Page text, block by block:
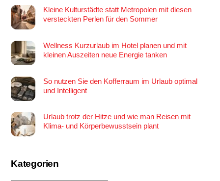
Kleine Kulturstädte statt Metropolen mit diesen
versteckten Perlen für den Sommer
Wellness Kurzurlaub im Hotel planen und mit
kleinen Auszeiten neue Energie tanken
So nutzen Sie den Kofferraum im Urlaub optimal
und Intelligent
Urlaub trotz der Hitze und wie man Reisen mit
Klima- und Körperbewusstsein plant
Kategorien